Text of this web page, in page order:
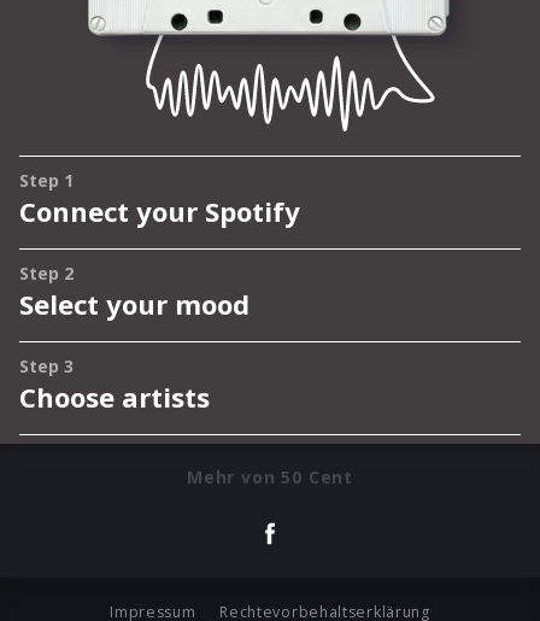
Mehr von 50 Cent
Impressum Rechtevorbehaltserklärung